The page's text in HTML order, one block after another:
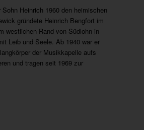
Heinrich 1960 den heimischen
gründete Heinrich Bengfort im
westlichen Rand von Südlohn in
Leib und Seele. Ab 1940 war er
der Musikkapelle aufs
und tragen seit 1969 zur